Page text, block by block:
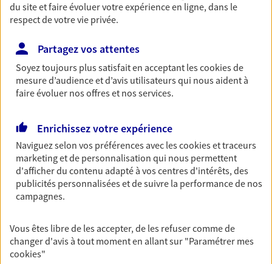
Retraite
Préparez sereinement ce nouveau chapitre de
notre solution PER (Plan Epargne Retraite)
spécialement conçue pour la retraite.
Découvrir l'offre Retraite
Prévoyance
Pour un avenir serein, assurez-vous avec notre
contrat prévoyance. Préservez vos proches en cas
d'accident ou de maladie en optant pour les
garanties incapacité temporaire totale de travail,
invalidité ou de décès.
Santé
du site et faire évoluer votre expérience en ligne, dans le
respect de votre vie privée.
Partagez vos attentes
Soyez toujours plus satisfait en acceptant lescookiesde
mesure d’audience et d’avis utilisateurs qui nous aident à
faire évoluer nos offres et nos services.
Enrichissez votre expérience
Naviguez selon vos préférences avec lescookies et traceurs
marketing et de personnalisation qui nous permettent
d'afficher du contenu adapté à vos centres d'intérêts, des
publicités personnalisées et de suivre la performance de nos
campagnes.
Vous êtes libre de les accepter, de les refuser comme de
changer d'avis à tout moment en allant sur "Paramétrer mes
cookies"